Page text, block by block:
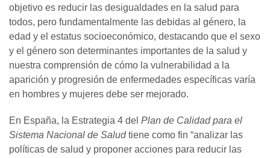
objetivo es reducir las desigualdades en la salud para
todos, pero fundamentalmente las debidas al género, la
edad y el estatus socioeconómico, destacando que el sexo
y el género son determinantes importantes de la salud y
nuestra comprensión de cómo la vulnerabilidad a la
aparición y progresión de enfermedades específicas varía
en hombres y mujeres debe ser mejorado.
En España, la Estrategia 4 del Plan de Calidad para el
Sistema Nacional de Saludtiene como fin “analizar las
políticas de salud y proponer acciones para reducir las